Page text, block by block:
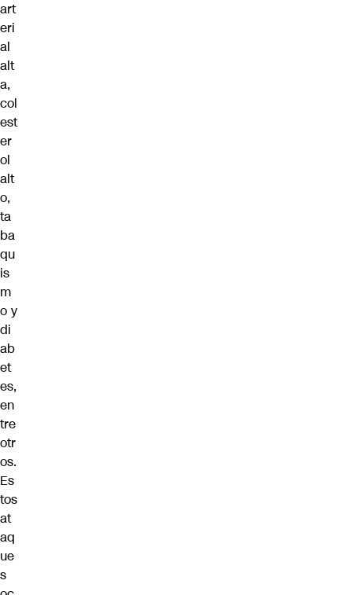
art
eri
al
alt
a,
col
est
er
ol
alt
o,
ta
ba
qu
is
m
o y
di
ab
et
es,
en
tre
otr
os.
Es
tos
at
aq
ue
s